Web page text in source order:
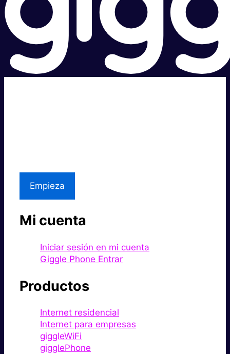
Empieza
Mi cuenta
Iniciar sesión en mi cuenta
Giggle Phone Entrar
Productos
Internet residencial
Internet para empresas
giggleWiFi
gigglePhone